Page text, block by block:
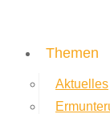
Themen
Aktuelles